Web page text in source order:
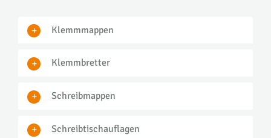
Klemmmappen
Klemmbretter
Schreibmappen
Schreibtischauflagen